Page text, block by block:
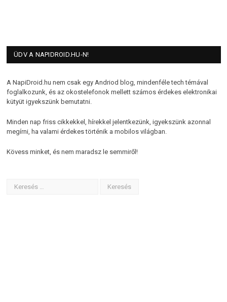
ÜDV A NAPIDROID.HU-N!
A NapiDroid.hu nem csak egy Andriod blog, mindenféle tech témával
foglalkozunk, és az okostelefonok mellett számos érdekes elektronikai
kütyüt igyekszünk bemutatni.
Minden nap friss cikkekkel, hírekkel jelentkezünk, igyekszünk azonnal
megírni, ha valami érdekes történik a mobilos világban.
Kövess minket, és nem maradsz le semmiről!